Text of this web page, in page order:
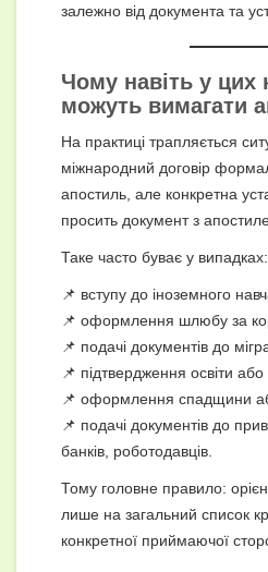
залежно від документа та
Чому навіть у цих
можуть вимагати
На практиці трапляється
міжнародний договір
апостиль, але конкретна
просить документ з
Таке часто буває у випадках:
📌 вступу до іноземного
📌 оформлення шлюбу за
📌 подачі документів до
📌 підтвердження освіти або
📌 оформлення спадщини
📌 подачі документів до
банків, роботодавців.
Тому головне правило:
лише на загальний список
конкретної приймаючої